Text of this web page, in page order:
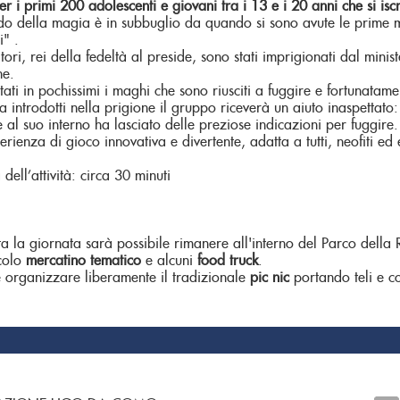
i primi 200 adolescenti e giovani tra i 13 e i 20 anni che si
della magia è in subbuglio da quando si sono avute le prime
.
rei della fedeltà al preside, sono stati imprigionati dal
in pochissimi i maghi che sono riusciti a fuggire e
introdotti nella prigione il gruppo riceverà un aiuto
al suo interno ha lasciato delle preziose indicazioni per fuggire.
di gioco innovativa e divertente, adatta a tutti, neofiti ed
dell’attività: circa 30 minuti
la giornata sarà possibile rimanere all'interno del Parco della
mercatino tematico e alcuni food truck.
organizzare liberamente il tradizionale pic nicportando teli e